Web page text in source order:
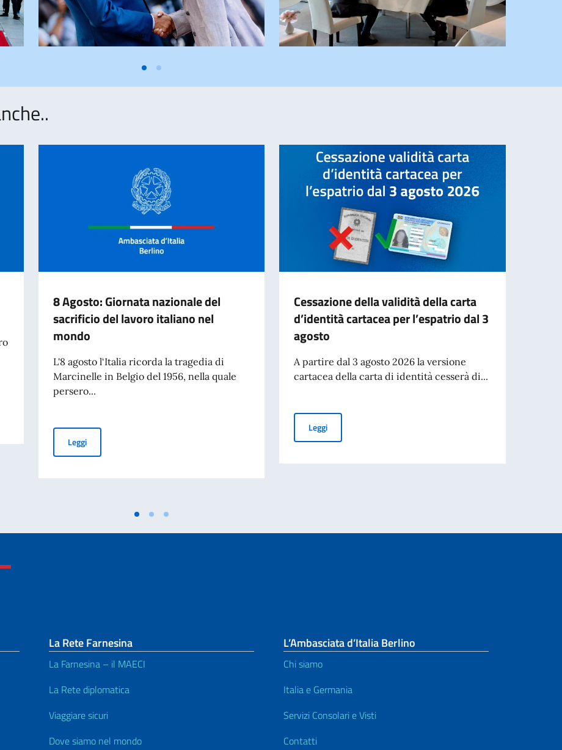
8 Agosto: Giornata nazionale del
sacrificio del lavoro italiano nel
mondo
L'8 agosto l‘Italia ricorda la tragedia di
Marcinelle in Belgio del 1956, nella quale
persero...
Leggi8 Agosto: Giornata nazionale del sacrificio del lavoro italiano nel mondo
Cessazione della validità della carta
d’identità cartacea per l’espatrio dal 3
agosto
A partire dal 3 agosto 2026 la versione
cartacea della carta di identità cesserà di...
LeggiCessazione della validità della carta d’identità cartacea per
La Rete Farnesina
La Farnesina – il MAECI
La Rete diplomatica
Viaggiare sicuri
Dove siamo nel mondo
L’Ambasciata d’Italia Berlino
Chi siamo
Italia e Germania
Servizi Consolari e Visti
Contatti